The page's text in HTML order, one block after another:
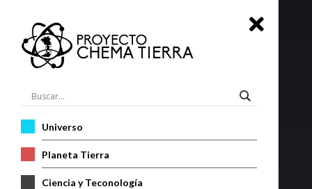
Universo
Planeta Tierra
Ciencia y Teconología